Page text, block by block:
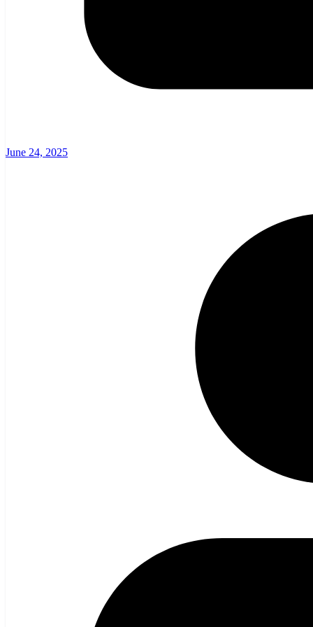
June 24, 2025